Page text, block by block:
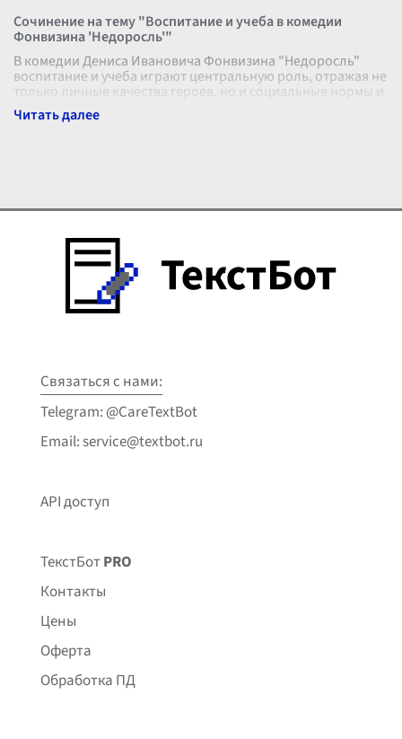
Сочинение на тему "Воспитание и учеба в комедии
Фонвизина 'Недоросль'"
В комедии Дениса Ивановича Фонвизина "Недоросль"
воспитание и учеба играют центральную роль, отражая не
только личные качества героев, но и социальные нормы и
ценности времени писа
Связаться с нами:
Telegram: @CareTextBot
Email: service@textbot.ru
API доступ
ТекстБотPRO
Контакты
Цены
Оферта
Обработка ПД